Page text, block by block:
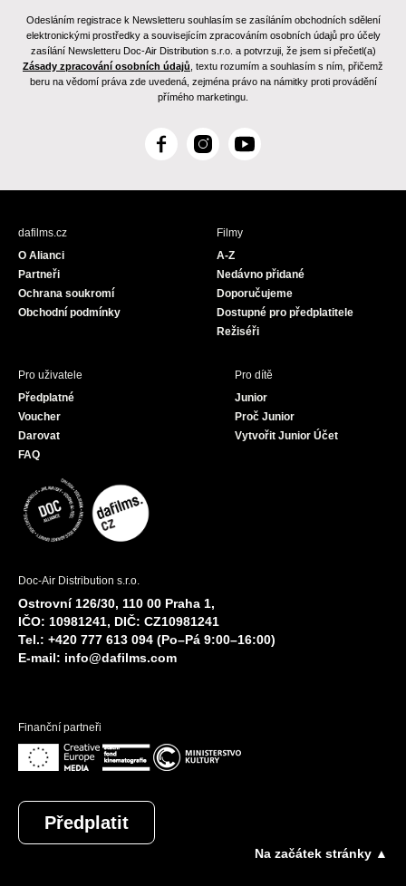
Odesláním registrace k Newsletteru souhlasím se zasíláním obchodních sdělení
elektronickými prostředky a souvisejícím zpracováním osobních údajů pro účely
zasílání Newsletteru Doc-Air Distribution s.r.o. a potvrzuji, že jsem si přečetl(a)
Zásady zpracování osobních údajů , textu rozumím a souhlasím s ním, přičemž
beru na vědomí práva zde uvedená, zejména právo na námitky proti provádění
přímého marketingu.
F
c
I
s
Y
u
dafilms.cz
O Alianci
Partneři
Ochrana soukromí
Obchodní podmínky
Filmy
A-Z
Nedávno přidané
Doporučujeme
Dostupné pro předplatitele
Režiséři
Pro uživatele
Předplatné
Voucher
Darovat
FAQ
Pro dítě
Junior
Proč Junior
Vytvořit Junior Účet
Doc-Air Distribution s.r.o.
Ostrovní 126/30, 110 00 Praha 1,
IČO: 10981241, DIČ: CZ10981241
Tel.: +420 777 613 094 (Po–Pá 9:00–16:00)
E-mail: info@dafilms.com
Finanční partneři
Předplatit
Na začátek stránky ▲